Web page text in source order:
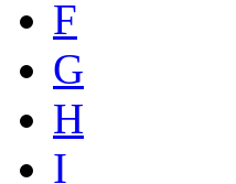
F
G
H
I